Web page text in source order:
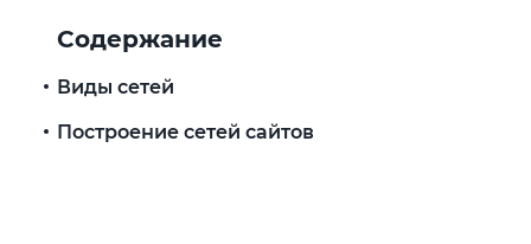
Содержание
Виды сетей
Построение сетей сайтов